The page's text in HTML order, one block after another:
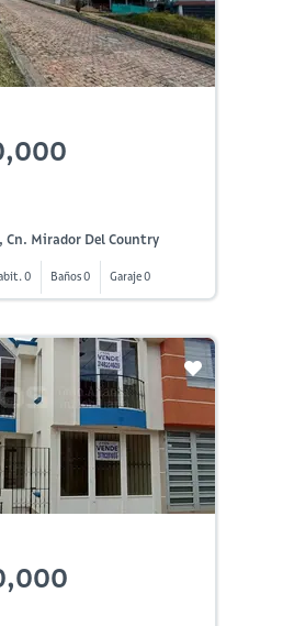
Cn. Mirador Del Country
0 Baños 0 Garaje 0